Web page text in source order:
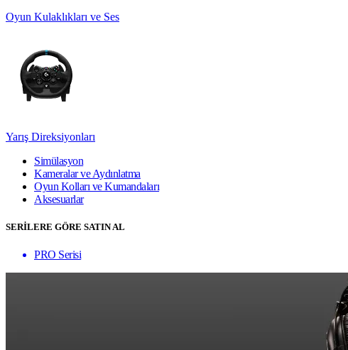
Oyun Kulaklıkları ve Ses
Yarış Direksiyonları
Simülasyon
Kameralar ve Aydınlatma
Oyun Kolları ve Kumandaları
Aksesuarlar
SERİLERE GÖRE SATIN AL
PRO Serisi